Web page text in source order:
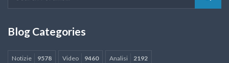
Blog Categories
Notizie 9578 Video 9460 Analisi 2192